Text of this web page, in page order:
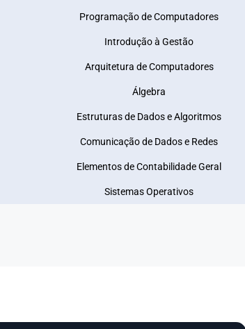
Programação de Computadores
Introdução à Gestão
Arquitetura de Computadores
Álgebra
Estruturas de Dados e Algoritmos
Comunicação de Dados e Redes
Elementos de Contabilidade Geral
Sistemas Operativos